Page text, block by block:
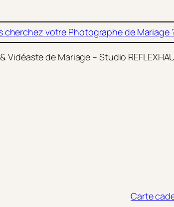
cherchez votre Photographe de Mariage
Vidéaste de Mariage – Studio
Carte